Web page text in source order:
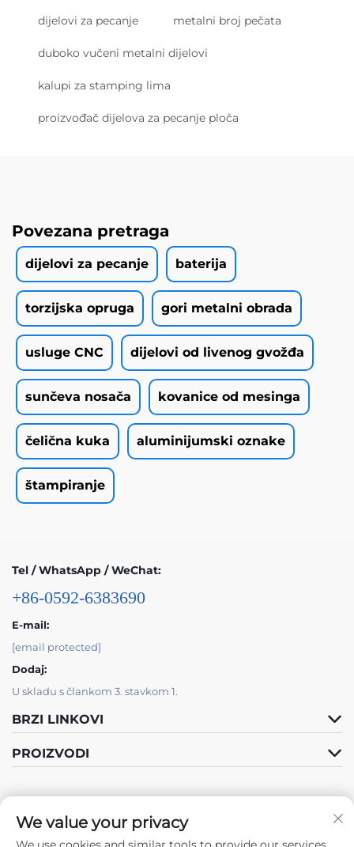
dijelovi za pecanje metalni broj pečata
duboko vučeni metalni dijelovi
kalupi za stamping lima
proizvođač dijelova za pecanje ploča
Povezana pretraga
dijelovi za pecanje baterija
torzijska opruga gori metalni obrada
usluge CNC dijelovi od livenog gvožđa
sunčeva nosača kovanice od mesinga
čelična kuka aluminijumski oznake
štampiranje
Tel / WhatsApp / WeChat:
+86-0592-6383690
E-mail:
[email protected]
Dodaj:
U skladu s člankom 3. stavkom 1.
BRZI LINKOVI
PROIZVODI
We value your privacy